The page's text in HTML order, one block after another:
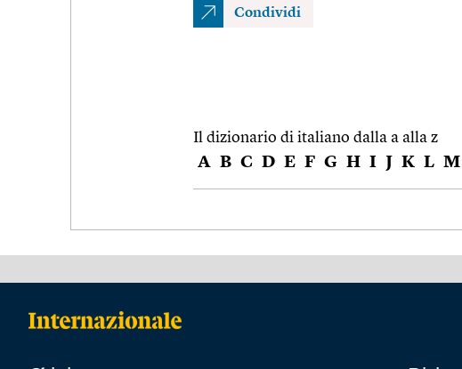
Condividi
Il dizionario di italiano dalla a alla z
A B C D E F G H I J K L M